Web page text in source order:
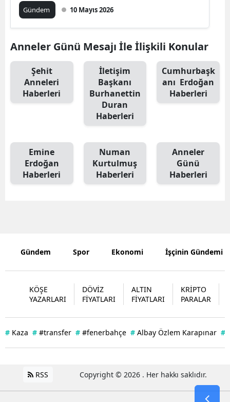
Kastamonu
Kayseri
Kırklareli
Kırşehir
Konya
Kütahya
Malatya
Mardin
Muğla
Muş
Niğde
Rize
Sakarya
Gündem 10 Mayıs 2026
Anneler Günü Mesajı İle İlişkili Konular
Şehit
Anneleri
Haberleri
İletişim
Başkanı
Burhanettin
Duran
Haberleri
Cumhurbaşk
anı Erdoğan
Haberleri
Emine
Erdoğan
Haberleri
Numan
Kurtulmuş
Haberleri
Anneler
Günü
Haberleri
Gündem Spor Ekonomi İşçinin Gündemi
KÖŞE
YAZARLARI
DÖVİZ
FİYATLARI
ALTIN
FİYATLARI
KRİPTO
PARALAR
# Kaza # #transfer # #fenerbahçe # Albay Özlem Karapınar #
RSS Copyright © 2026 . Her hakkı saklıdır.